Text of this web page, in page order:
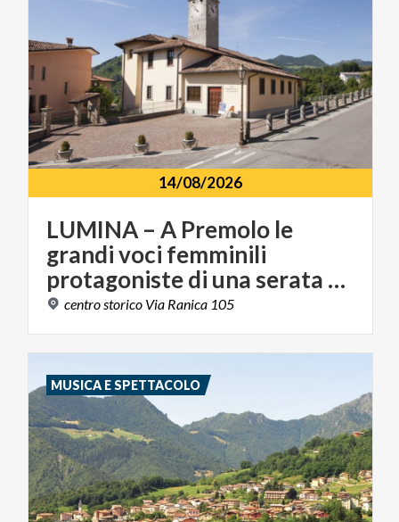
14/08/2026
LUMINA – A Premolo le
grandi voci femminili
protagoniste di una serata tra musica e luce
centrostorico Via Ranica 105
MUSICA E SPETTACOLO